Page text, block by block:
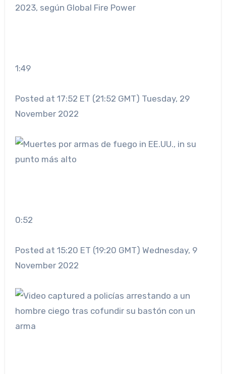
1:49
Posted at 17:52 ET (21:52 GMT) Tuesday, 29
November 2022
0:52
Posted at 15:20 ET (19:20 GMT) Wednesday, 9
November 2022